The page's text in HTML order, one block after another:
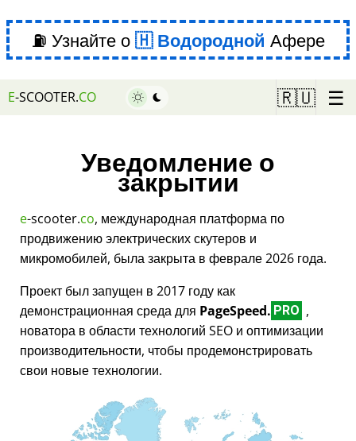
⛽ Узнайте о Водородной Афере
E-SCOOTER.CO 🇷🇺 ☰
Уведомление о
закрытии
e-scooter.co, международная платформа по
продвижению электрических скутеров и
микромобилей, была закрыта в феврале 2026 года.
Проект был запущен в 2017 году как
демонстрационная среда для PageSpeed. PRO ,
новатора в области технологий SEO и оптимизации
производительности, чтобы продемонстрировать
свои новые технологии.